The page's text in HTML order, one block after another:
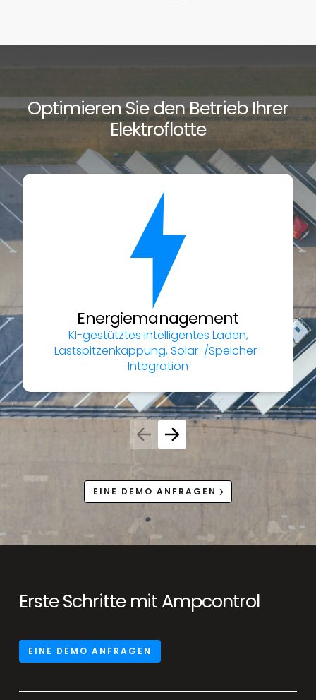
Optimieren Sie den Betrieb Ihrer
Elektroflotte
Energiemanagement
KI-gestütztes intelligentes Laden,
Lastspitzenkappung, Solar-/Speicher-
Integration
EINE DEMO ANFRAGEN
Erste Schritte mit Ampcontrol
EINE DEMO ANFRAGEN